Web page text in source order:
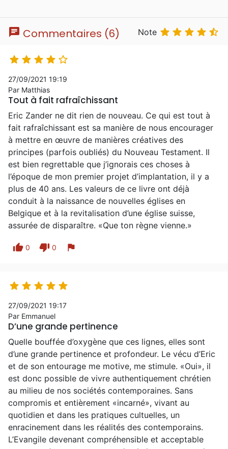
chat Commentaires (6) Note     
    
27/09/2021 19:19
Par Matthias
Tout à fait rafraîchissant
Eric Zander ne dit rien de nouveau. Ce qui est tout à
fait rafraîchissant est sa manière de nous encourager
à mettre en œuvre de manières créatives des
principes (parfois oubliés) du Nouveau Testament. Il
est bien regrettable que j’ignorais ces choses à
l’époque de mon premier projet d’implantation, il y a
plus de 40 ans. Les valeurs de ce livre ont déjà
conduit à la naissance de nouvelles églises en
Belgique et à la revitalisation d’une église suisse,
assurée de disparaître. «Que ton règne vienne.»
thumb_up 0 thumb_down 0 flag
    
27/09/2021 19:17
Par Emmanuel
D’une grande pertinence
Quelle bouffée d’oxygène que ces lignes, elles sont
d’une grande pertinence et profondeur. Le vécu d’Eric
et de son entourage me motive, me stimule. «Oui», il
est donc possible de vivre authentiquement chrétien
au milieu de nos sociétés contemporaines. Sans
compromis et entièrement «incarné», vivant au
quotidien et dans les pratiques cultuelles, un
enracinement dans les réalités des contemporains.
L’Evangile devenant compréhensible et acceptable